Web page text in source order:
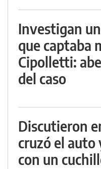
Investigan
que captaba
Cipolletti:
del caso
Discutieron
cruzó el auto
con un